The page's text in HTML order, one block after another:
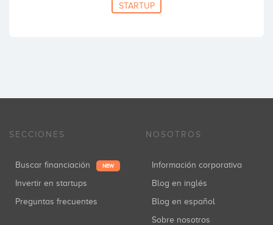
STARTUP
SECCIONES
Buscar financiación NEW
Invertir en startups
Preguntas frecuentes
NOSOTROS
Información corporativa
Blog en inglés
Blog en español
Sobre nosotros